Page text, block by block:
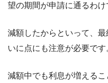
望の期間が申請に通るわけ
減額したからといって、
いに点にも注意が必要です
減額中でも利息が増えるこ